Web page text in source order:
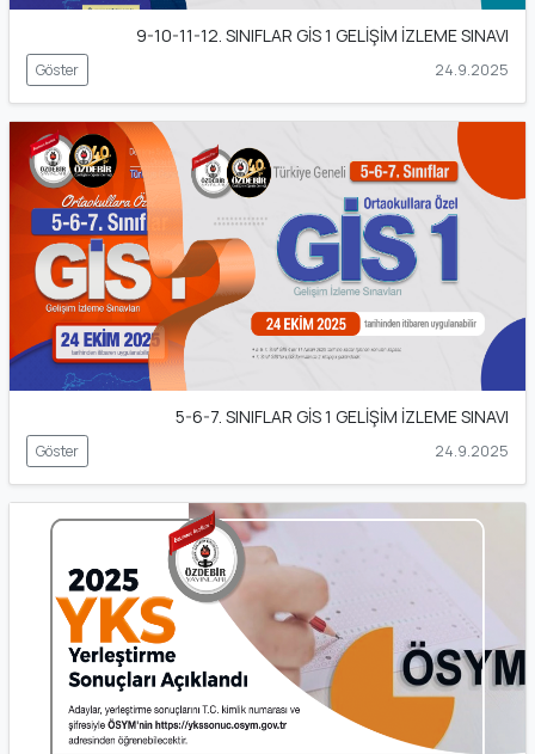
9-10-11-12. SINIFLAR GİS 1 GELİŞİM İZLEME SINAVI
Göster 24.9.2025
5-6-7. SINIFLAR GİS 1 GELİŞİM İZLEME SINAVI
Göster 24.9.2025